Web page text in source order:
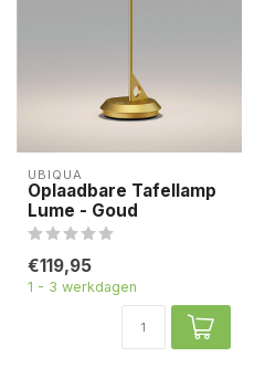
UBIQUA
Oplaadbare Tafellamp
Lume - Goud
€119,95
1 - 3 werkdagen